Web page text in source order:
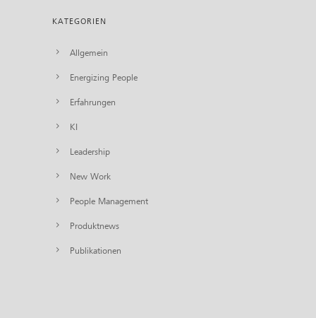
KATEGORIEN
Allgemein
Energizing People
Erfahrungen
KI
Leadership
New Work
People Management
Produktnews
Publikationen